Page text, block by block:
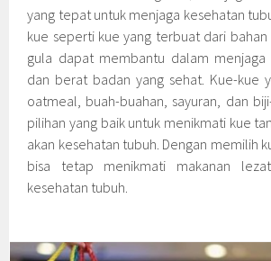
yang tepat untuk menjaga kesehatan
kue seperti kue yang terbuat dari
gula dapat membantu dalam menjaga
dan berat badan yang sehat. Kue-kue
oatmeal, buah-buahan, sayuran, dan
pilihan yang baik untuk menikmati kue
akan kesehatan tubuh. Dengan memilih
bisa tetap menikmati makanan
kesehatan tubuh.